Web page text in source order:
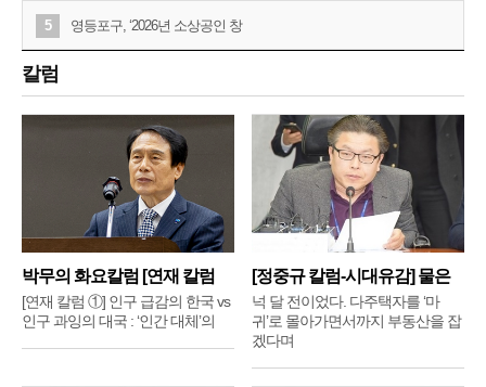
5 영등포구, ‘2026년 소상공인 창
칼럼
박무의 화요칼럼 [연재 칼럼
①]
[연재 칼럼 ①] 인구 급감의 한국 vs
인구 과잉의 대국 : ‘인간 대체’의
[정중규 칼럼-시대유감] 물은
배
넉 달 전이었다. 다주택자를 ‘마
귀’로 몰아가면서까지 부동산을 잡
겠다며